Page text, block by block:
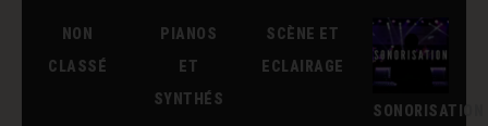
NON
CLASSÉ
PIANOS
ET
SYNTHÉS
SCÈNE ET
ECLAIRAGE
SONORISATION